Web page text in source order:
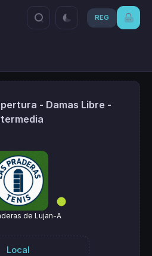
REG
- Damas Libre -
de Lujan-A
Local